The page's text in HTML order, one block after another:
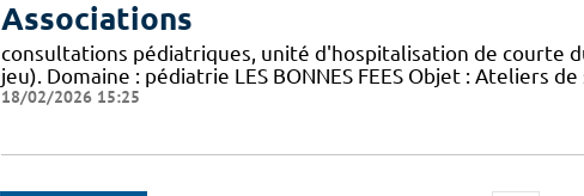
Associations
consultations pédiatriques, unité d'hospitalisation de courte
jeu). Domaine : pédiatrie LES BONNES FEES Objet : Ateliers
18/02/2026 15:25